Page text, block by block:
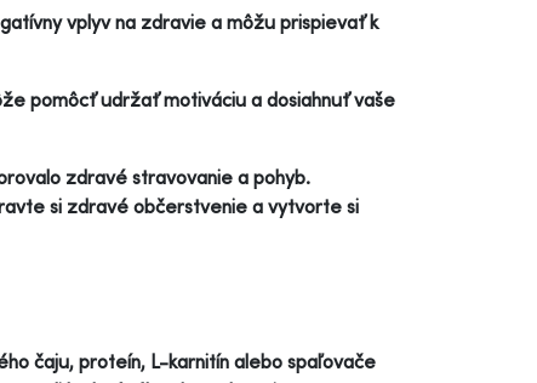
vplyv na zdravie a môžu prispievať k
pomôcť udržať motiváciu a dosiahnuť vaše
zdravé stravovanie a pohyb.
si zdravé občerstvenie a vytvorte si
čaju, proteín, L-karnitín alebo spaľovače